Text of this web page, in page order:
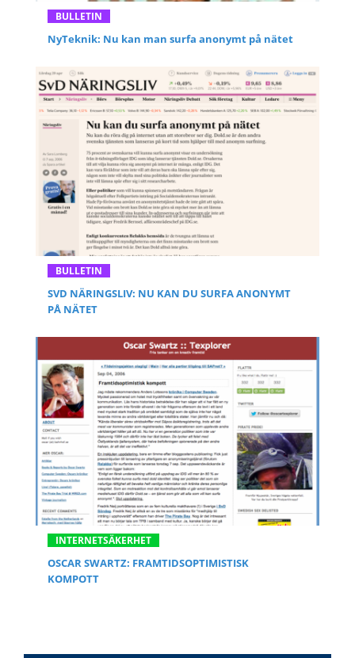
BULLETIN
NyTeknik: Nu kan man surfa anonymt på nätet
BULLETIN
SVD NÄRINGSLIV: NU KAN DU SURFA ANONYMT
PÅ NÄTET
INTERNETSÄKERHET
OSCAR SWARTZ: FRAMTIDSOPTIMISTISK
KOMPOTT